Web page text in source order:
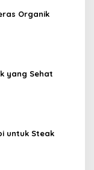
Organik
yang Sehat
untuk Steak